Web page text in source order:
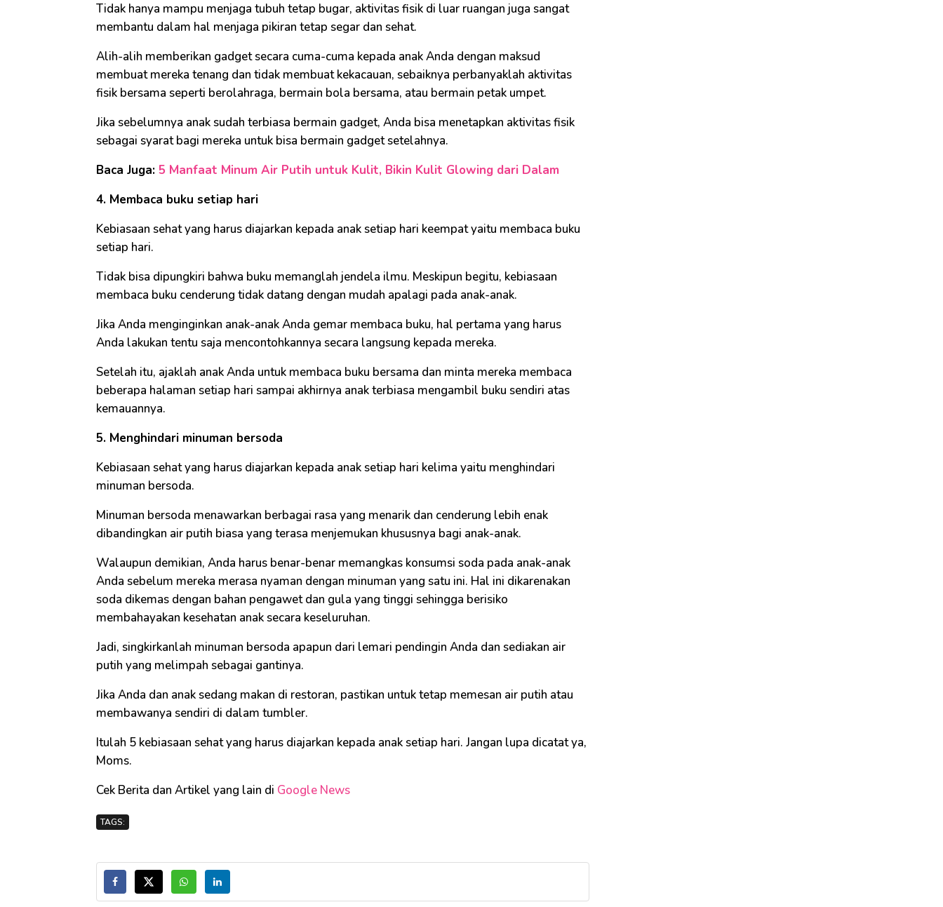
Tidak hanya mampu menjaga tubuh tetap bugar, aktivitas fisik di luar ruangan juga sangat
membantu dalam hal menjaga pikiran tetap segar dan sehat.
Alih-alih memberikan gadget secara cuma-cuma kepada anak Anda dengan maksud
membuat mereka tenang dan tidak membuat kekacauan, sebaiknya perbanyaklah aktivitas
fisik bersama seperti berolahraga, bermain bola bersama, atau bermain petak umpet.
Jika sebelumnya anak sudah terbiasa bermain gadget, Anda bisa menetapkan aktivitas fisik
sebagai syarat bagi mereka untuk bisa bermain gadget setelahnya.
Baca Juga: 5 Manfaat Minum Air Putih untuk Kulit, Bikin Kulit Glowing dari Dalam
4. Membaca buku setiap hari
Kebiasaan sehat yang harus diajarkan kepada anak setiap hari keempat yaitu membaca buku
setiap hari.
Tidak bisa dipungkiri bahwa buku memanglah jendela ilmu. Meskipun begitu, kebiasaan
membaca buku cenderung tidak datang dengan mudah apalagi pada anak-anak.
Jika Anda menginginkan anak-anak Anda gemar membaca buku, hal pertama yang harus
Anda lakukan tentu saja mencontohkannya secara langsung kepada mereka.
Setelah itu, ajaklah anak Anda untuk membaca buku bersama dan minta mereka membaca
beberapa halaman setiap hari sampai akhirnya anak terbiasa mengambil buku sendiri atas
kemauannya.
5. Menghindari minuman bersoda
Kebiasaan sehat yang harus diajarkan kepada anak setiap hari kelima yaitu menghindari
minuman bersoda.
Minuman bersoda menawarkan berbagai rasa yang menarik dan cenderung lebih enak
dibandingkan air putih biasa yang terasa menjemukan khususnya bagi anak-anak.
Walaupun demikian, Anda harus benar-benar memangkas konsumsi soda pada anak-anak
Anda sebelum mereka merasa nyaman dengan minuman yang satu ini. Hal ini dikarenakan
soda dikemas dengan bahan pengawet dan gula yang tinggi sehingga berisiko
membahayakan kesehatan anak secara keseluruhan.
Jadi, singkirkanlah minuman bersoda apapun dari lemari pendingin Anda dan sediakan air
putih yang melimpah sebagai gantinya.
Jika Anda dan anak sedang makan di restoran, pastikan untuk tetap memesan air putih atau
membawanya sendiri di dalam tumbler.
Itulah 5 kebiasaan sehat yang harus diajarkan kepada anak setiap hari. Jangan lupa dicatat ya,
Moms.
Cek Berita dan Artikel yang lain di Google News
TAGS: